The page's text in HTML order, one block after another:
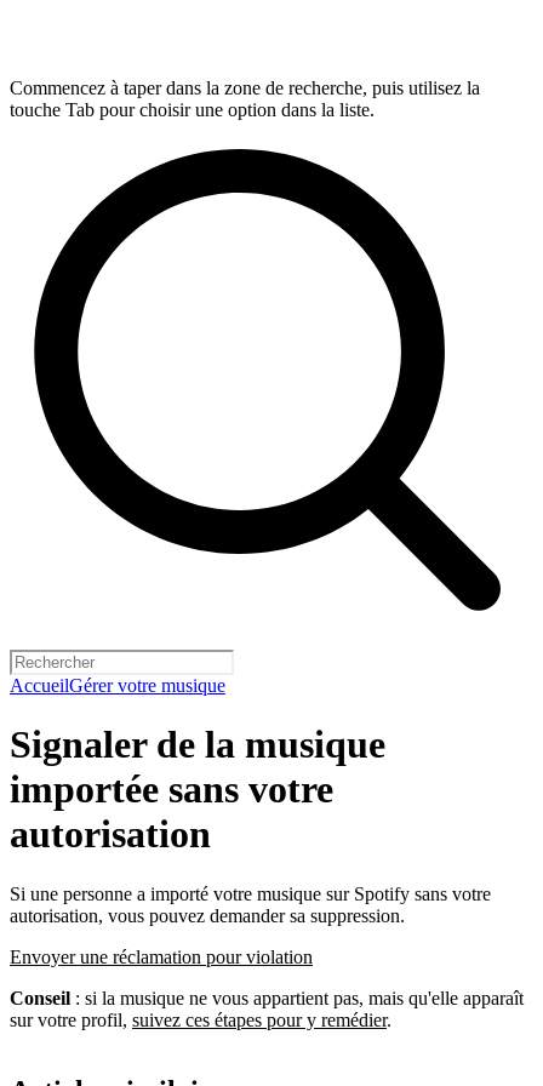
Commencez à taper dans la zone de recherche, puis utilisez la
touche Tab pour choisir une option dans la liste.
AccueilGérer votre musique
Signaler de la musique
importée sans votre
autorisation
Si une personne a importé votre musique sur Spotify sans votre
autorisation, vous pouvez demander sa suppression.
Envoyer une réclamation pour violation
Conseil : si la musique ne vous appartient pas, mais qu'elle apparaît
sur votre profil, suivez ces étapes pour y remédier.